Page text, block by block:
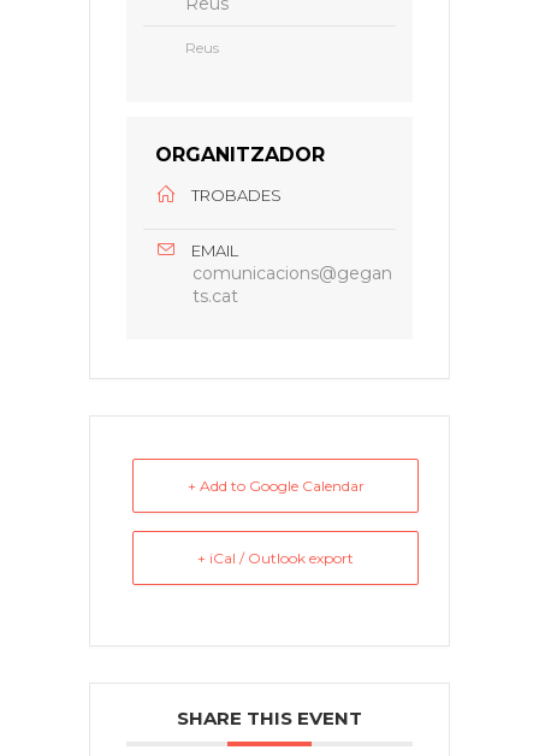
Reus
ORGANITZADOR
TROBADES
EMAIL
comunicacions@gegan
ts.cat
+ Add to Google Calendar
+ iCal / Outlook export
SHARE THIS EVENT